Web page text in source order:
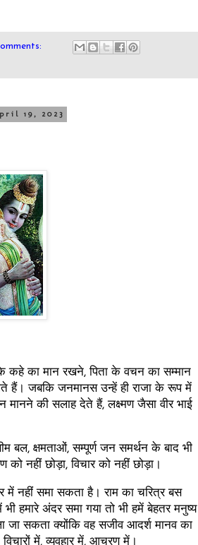
19, 2023
के कहे का मान रखने, पिता के वचन का सम्मान
हैं। जबकि जनमानस उन्हें ही राजा के रूप में
मानने की सलाह देते हैं, लक्ष्मण जैसा वीर भाई
बल, क्षमताओं, सम्पूर्ण जन समर्थन के बाद भी
नहीं छोड़ा, विचार को नहीं छोड़ा।
में नहीं समा सकता है। राम का चरित्र बस
हमारे अंदर समा गया तो भी हमें बेहतर मनुष्य
जा सकता क्योंकि वह सजीव आदर्श मानव का
में, व्यवहार में, आचरण में।